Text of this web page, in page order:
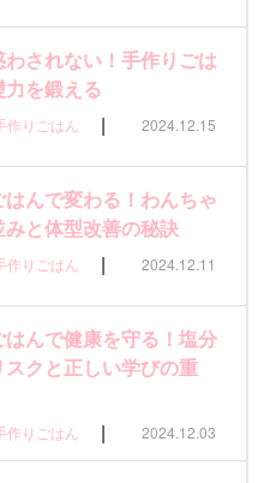
されない！手作りごは
を鍛える
作りごはん | 2024.12.15
んで変わる！わんちゃ
みと体型改善の秘訣
作りごはん | 2024.12.11
はんで健康を守る！塩分
スクと正しい学びの重
作りごはん | 2024.12.03